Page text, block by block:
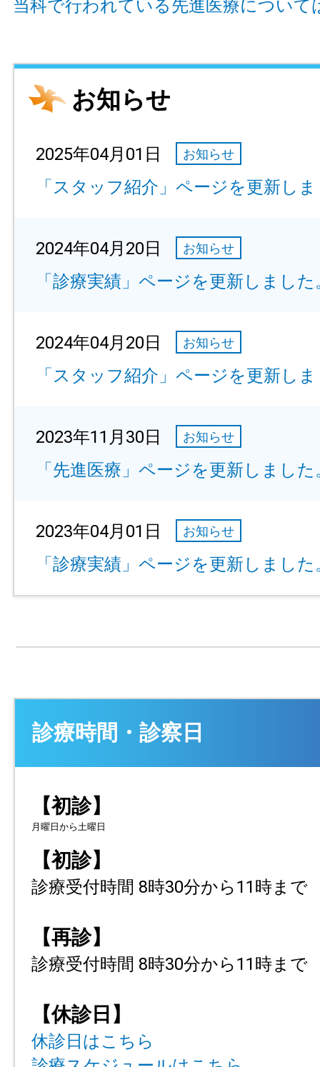
当科で行われている先進医療について
お知らせ
2025年04月01日 お知らせ
「スタッフ紹介」ページを更新し
2024年04月20日 お知らせ
「診療実績」ページを更新しました
2024年04月20日 お知らせ
「スタッフ紹介」ページを更新し
2023年11月30日 お知らせ
「先進医療」ページを更新しました
2023年04月01日 お知らせ
「診療実績」ページを更新しました
診療時間・診察日
【初診】
月曜日から土曜日
【初診】
診療受付時間 8時30分から11時まで
【再診】
診療受付時間 8時30分から11時まで
【休診日】
休診日はこちら